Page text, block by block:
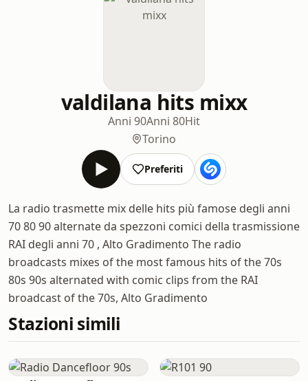
valdilana hits mixx
Anni 90Anni 80Hit
Torino
Preferiti
La radio trasmette mix delle hits più famose degli anni
70 80 90 alternate da spezzoni comici della trasmissione
RAI degli anni 70 , Alto Gradimento The radio
broadcasts mixes of the most famous hits of the 70s
80s 90s alternated with comic clips from the RAI
broadcast of the 70s, Alto Gradimento
Stazioni simili